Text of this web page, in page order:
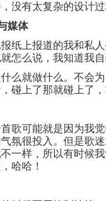
没有太复杂的设计
媒体
上报道的我和私人
怎么说，我知道我
就做什么。不会为
碰上了那就碰上了
可能就是因为我觉
氛很投入。但是歌
不一样，所以有时候
哈哈！